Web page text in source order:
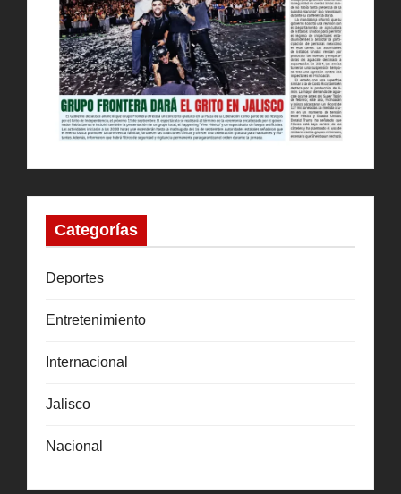
Categorías
Deportes
Entretenimiento
Internacional
Jalisco
Nacional